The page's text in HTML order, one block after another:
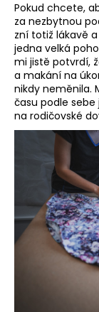
Pokud chcete,
za nezbytnou
zní totiž lákavě
jedna velká
mi jistě potvrdí,
a makání na
nikdy neměnila.
času podle
na rodičovské